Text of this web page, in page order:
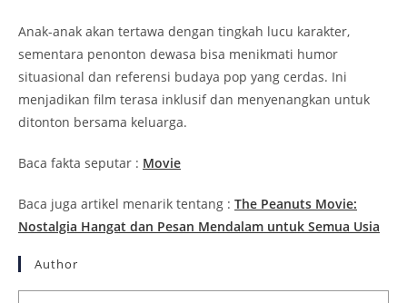
Anak-anak akan tertawa dengan tingkah lucu karakter,
sementara penonton dewasa bisa menikmati humor
situasional dan referensi budaya pop yang cerdas. Ini
menjadikan film terasa inklusif dan menyenangkan untuk
ditonton bersama keluarga.
Baca fakta seputar : Movie
Baca juga artikel menarik tentang : The Peanuts Movie:
Nostalgia Hangat dan Pesan Mendalam untuk Semua Usia
Author